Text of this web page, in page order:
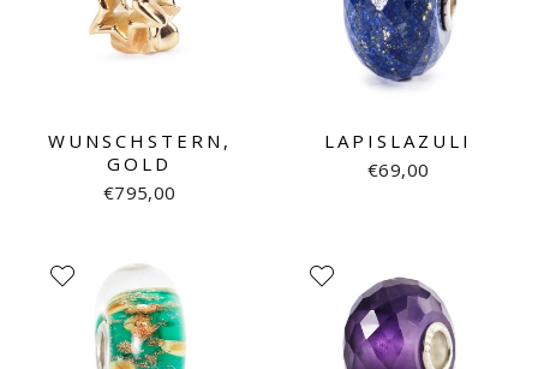
WUNSCHSTERN,
GOLD
€795,00
LAPISLAZULI
€69,00